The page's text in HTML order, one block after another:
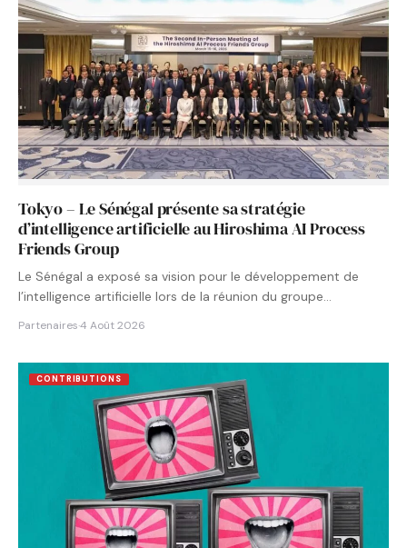
Tokyo – Le Sénégal présente sa stratégie
d’intelligence artificielle au Hiroshima AI Process
Friends Group
Le Sénégal a exposé sa vision pour le développement de
l’intelligence artificielle lors de la réunion du groupe…
Partenaires·4 Août 2026
CONTRIBUTIONS